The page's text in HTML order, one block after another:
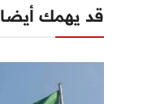
قد يهمك أيضا